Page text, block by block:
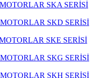
SKA SERİSİ
SKD SERİSİ
SKE SERİSİ
SKG SERİSİ
SKH SERİSİ